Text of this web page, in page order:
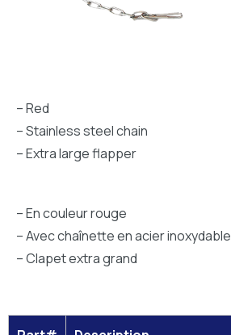
– Red
– Stainless steel chain
– Extra large flapper
– En couleur rouge
– Avec chaînette en acier inoxydable
– Clapet extra grand